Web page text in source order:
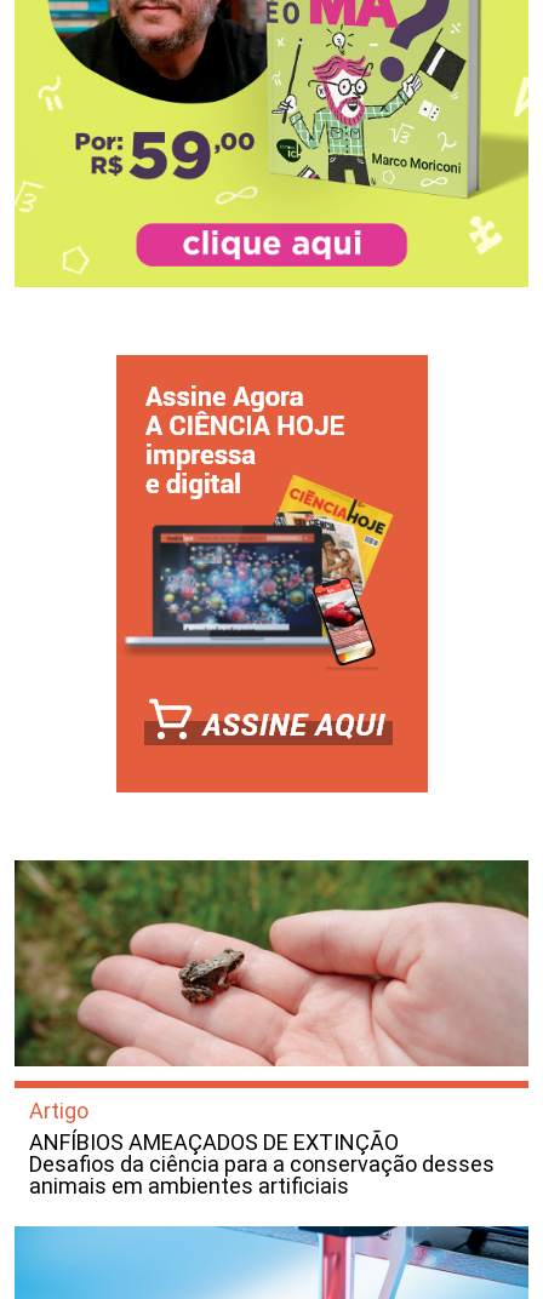
Artigo
ANFÍBIOS AMEAÇADOS DE EXTINÇÃO
Desafios da ciência para a conservação desses
animais em ambientes artificiais